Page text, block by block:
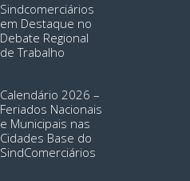
Sindcomerciários
em Destaque no
Debate Regional
de Trabalho
Calendário 2026 –
Feriados Nacionais
e Municipais nas
Cidades Base do
SindComerciários